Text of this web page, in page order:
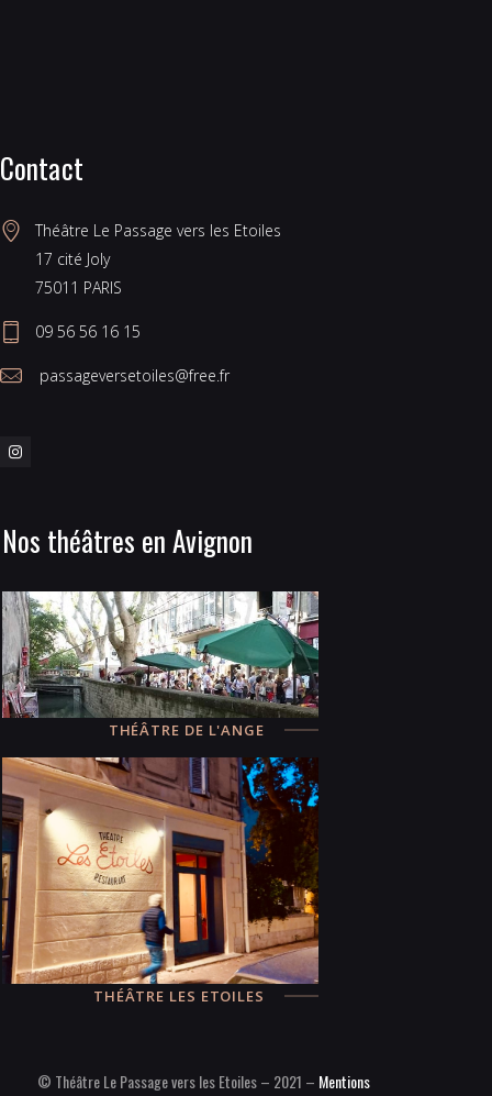
Contact
Théâtre Le Passage vers les Etoiles
17 cité Joly
75011 PARIS
09 56 56 16 15
passageversetoiles@free.fr
Nos théâtres en Avignon
THÉÂTRE DE L'ANGE
THÉÂTRE LES ETOILES
© Théâtre Le Passage vers les Etoiles – 2021 – Mentions